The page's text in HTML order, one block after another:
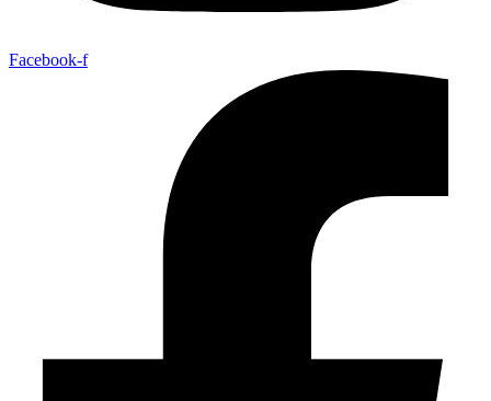
Facebook-f